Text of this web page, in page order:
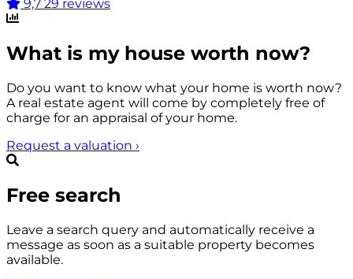
9,7 29 reviews
What is my house worth now?
Do you want to know what your home is worth now?
A real estate agent will come by completely free of
charge for an appraisal of your home.
Request a valuation ›
Free search
Leave a search query and automatically receive a
message as soon as a suitable property becomes
available.